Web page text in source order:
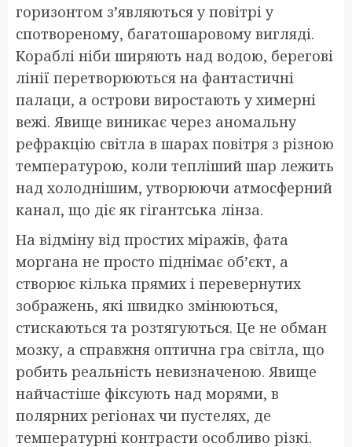
горизонтом з’являються у повітрі у
спотвореному, багатошаровому вигляді.
Кораблі ніби ширяють над водою, берегові
лінії перетворюються на фантастичні
палаци, а острови виростають у химерні
вежі. Явище виникає через аномальну
рефракцію світла в шарах повітря з різною
температурою, коли тепліший шар лежить
над холоднішим, утворюючи атмосферний
канал, що діє як гігантська лінза.
На відміну від простих міражів, фата
моргана не просто піднімає об’єкт, а
створює кілька прямих і перевернутих
зображень, які швидко змінюються,
стискаються та розтягуються. Це не обман
мозку, а справжня оптична гра світла, що
робить реальність невизначеною. Явище
найчастіше фіксують над морями, в
полярних регіонах чи пустелях, де
температурні контрасти особливо різкі.